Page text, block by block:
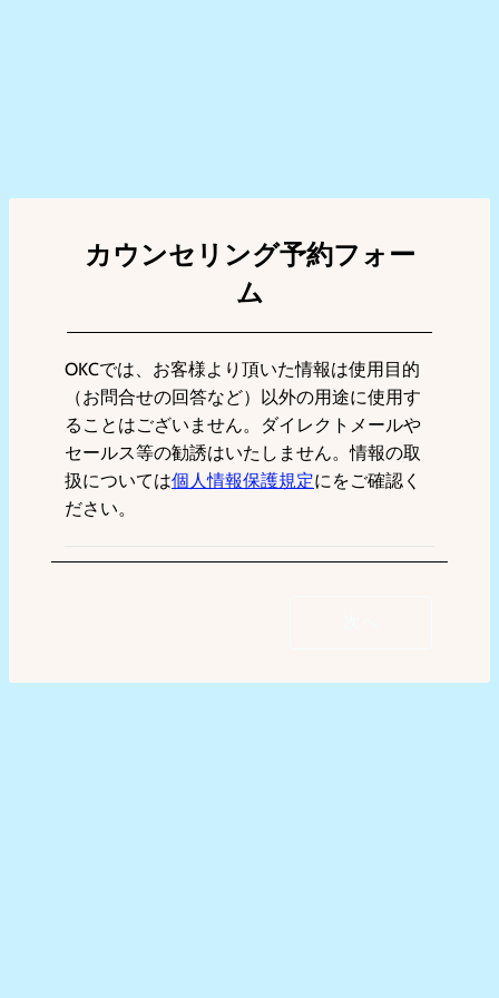
カウンセリング予約フォー
ム
OKCでは、お客様より頂いた情報は使用目的
（お問合せの回答など）以外の用途に使用す
ることはございません。ダイレクトメールや
セールス等の勧誘はいたしません。情報の取
扱については個人情報保護規定にをご確認く
ださい。